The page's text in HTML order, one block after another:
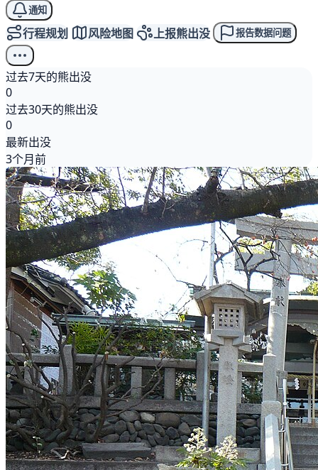
通知
行程规划 风险地图 上报熊出没 报告数据问题
过去7天的熊出没
0
过去30天的熊出没
0
最新出没
3个月前